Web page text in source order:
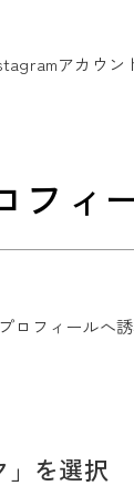
アカウ
フィ
ロフィールへ
を選択